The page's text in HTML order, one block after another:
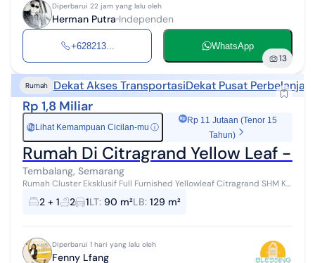
Diperbarui 22 jam yang lalu oleh
Herman Putra Independen
+628213... WhatsApp
13
Rumah Dekat Akses TransportasiDekat Pusat
Rp 1,8 Miliar
Rp Lihat Kemampuan Cicilan-mu ⓘ
Rp 11 Jutaan (Tenor 15
Tahun)
Rumah Di Citragrand Yellow Leaf -
Tembalang, Semarang
Rumah Cluster Eksklusif Full Furnished Yellowleaf Citragrand SHM KT
2 + 1 KM 2 4.500W Artetis Water Heater Shower 3 AC Kitchen Set
Carport + Kanop...
2 + 1 2 1LT: 90 m²LB: 129 m²
Diperbarui 1 hari yang lalu oleh
Fenny Lfang